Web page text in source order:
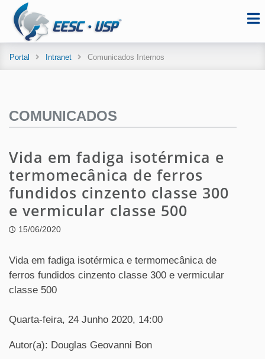
Portal Intranet Comunicados Internos
COMUNICADOS
Vida em fadiga isotérmica e
termomecânica de ferros
fundidos cinzento classe 300
e vermicular classe 500
15/06/2020
Vida em fadiga isotérmica e termomecânica de
ferros fundidos cinzento classe 300 e vermicular
classe 500
Quarta-feira, 24 Junho 2020, 14:00
Autor(a): Douglas Geovanni Bon